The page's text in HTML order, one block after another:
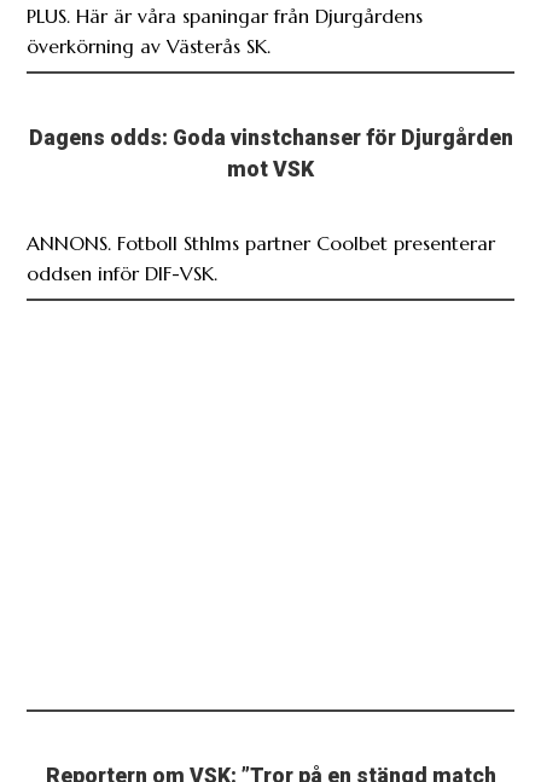
PLUS. Här är våra spaningar från Djurgårdens
överkörning av Västerås SK.
Dagens odds: Goda vinstchanser för Djurgården
mot VSK
ANNONS. Fotboll Sthlms partner Coolbet presenterar
oddsen inför DIF-VSK.
Reportern om VSK: ”Tror på en stängd match